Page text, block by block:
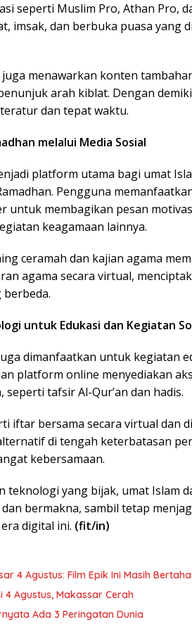
seperti Muslim Pro, Athan Pro,
imsak, dan berbuka puasa yang
menawarkan konten
arah kiblat. Dengan
dan tepat waktu.
melalui Media Sosial
platform utama bagi umat
Pengguna
untuk membagikan pesan
keagamaan lainnya.
ceramah dan kajian agama
agama secara virtual,
berbeda.
untuk Edukasi dan Kegiatan
dimanfaatkan untuk kegiatan
platform online menyediakan
seperti tafsir Al-Qur’an dan hadis.
iftar bersama secara virtual dan
di tengah keterbatasan
kebersamaan.
teknologi yang bijak, umat Islam
bermakna, sambil tetap
digital ini. (fit/in)
4 Agustus: Film Epik Ini Masih
4 Agustus, Makassar Cerah
Ada 3 Peringatan Dunia